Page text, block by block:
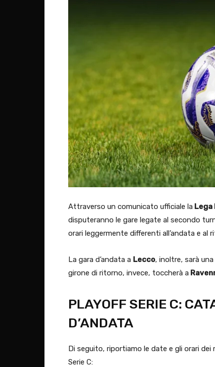
Attraverso un comunicato ufficiale la Lega
disputeranno le gare legate al secondo
orari leggermente differenti all’andata e al
La gara d’andata a Lecco, inoltre, sarà
girone di ritorno, invece, toccherà a
PLAYOFF SERIE C:
D’ANDATA
Di seguito, riportiamo le date e gli orari
Serie C: